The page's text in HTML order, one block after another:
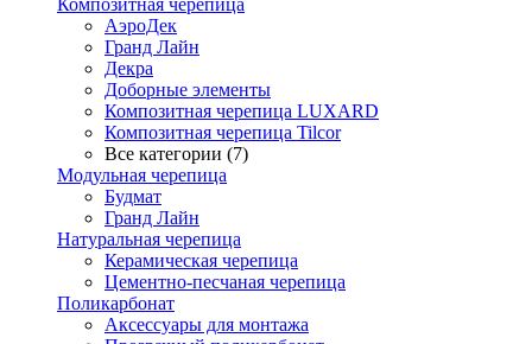
Композитная черепица
АэроДек
Гранд Лайн
Декра
Доборные элементы
Композитная черепица LUXARD
Композитная черепица Tilcor
Все категории (7)
Модульная черепица
Будмат
Гранд Лайн
Натуральная черепица
Керамическая черепица
Цементно-песчаная черепица
Поликарбонат
Аксессуары для монтажа